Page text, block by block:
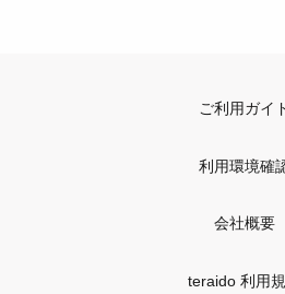
ご利用ガイ
利用環境確
会社概要
teraido 利用